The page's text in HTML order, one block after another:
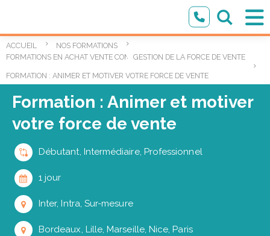
ACCUEIL
NOS FORMATIONS
FORMATIONS EN ACHAT VENTE COMMERCIAL
, GESTION DE LA FORCE DE VENTE
FORMATION : ANIMER ET MOTIVER VOTRE FORCE DE VENTE
Formation : Animer et motiver
votre force de vente
Débutant, Intermédiaire, Professionnel
1 jour
Inter, Intra, Sur-mesure
Bordeaux, Lille, Marseille, Nice, Paris